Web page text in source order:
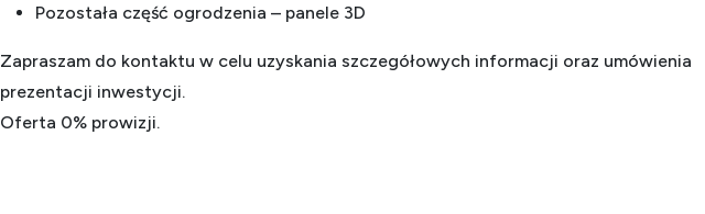
Pozostała część ogrodzenia – panele 3D
Zapraszam do kontaktu w celu uzyskania szczegółowych informacji oraz umówienia
prezentacji inwestycji.
Oferta 0% prowizji.